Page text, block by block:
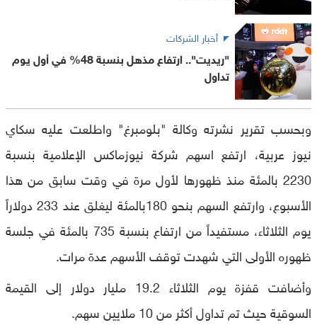
أخبار الشركات
"ريديت".. ارتفاع مذهل بنسبة 48% في أول يوم
تداول
وبحسب تقرير نشرته وكالة "بلومبرغ" واطلعت عليه سكاي
نيوز عربية، ارتفع اسهم شركة نيوزماكس الإعلامية بنسبة
2230 بالمئة منذ ظهورها لأول مرة في وقت سابق من هذا
الأسبوع، وارتفع السهم بنحو 180بالمئة ليغلق عند 233 دولاراً
يوم الثلاثاء، مستفيداً من ارتفاع بنسبة 735 بالمئة في جلسة
ظهوره الأولى التي شهدت توقف الأسهم عدة مرات.
وأضافت قفزة يوم الثلاثاء 19.2 مليار دولار إلى القيمة
السوقية حيث تم تداول أكثر من 10 ملايين سهم.